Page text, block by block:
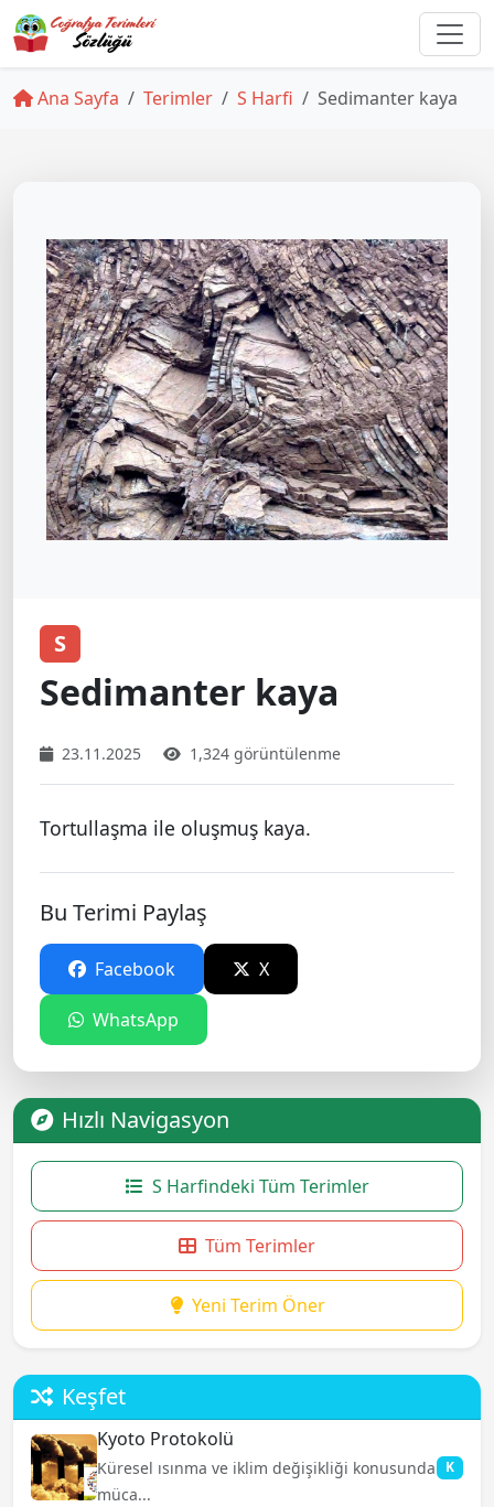
Ana Sayfa Terimler S Harfi Sedimanter kaya
S
Sedimanter kaya
23.11.2025 1,324 görüntülenme
Tortullaşma ile oluşmuş kaya.
Bu Terimi Paylaş
Facebook X
WhatsApp
Hızlı Navigasyon
S Harfindeki Tüm Terimler
Tüm Terimler
Yeni Terim Öner
Keşfet
Kyoto Protokolü
Küresel ısınma ve iklim değişikliği konusunda
müca...
K